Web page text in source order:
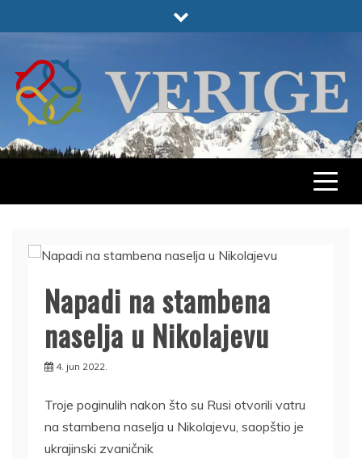
to
VERIGE
ODABRANO
Napadi na stambena
naselja u Nikolajevu
4. jun 2022.
Troje poginulih nakon što su Rusi otvorili vatru
na stambena naselja u Nikolajevu, saopštio je
ukrajinski zvaničnik